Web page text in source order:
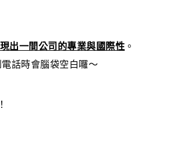
出一間公司的專業與國際性 。
話時會腦袋空白囉～